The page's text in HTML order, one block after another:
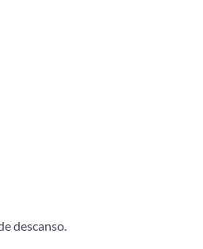
descanso.